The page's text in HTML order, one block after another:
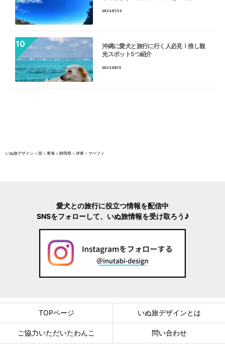
2023.07.23
沖縄に愛犬と旅行に行く人必見！推し観
光スポット5つ紹介
2023.08.15
いぬ旅デザイン >宿 >東海 >静岡県 >伊東 >マーフィ
愛犬との旅行に役立つ情報を配信中
SNSをフォローして、いぬ旅情報を受け取ろう♪
TOPページ いぬ旅デザインとは
ご協力いただいたわんこ 問い合わせ